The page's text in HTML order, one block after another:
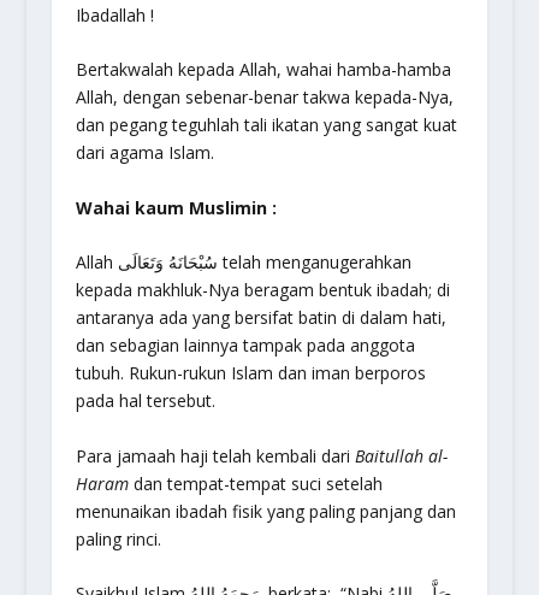
Ibadallah !
Bertakwalah kepada Allah, wahai hamba-hamba
Allah, dengan sebenar-benar takwa kepada-Nya,
dan pegang teguhlah tali ikatan yang sangat kuat
dari agama Islam.
Wahai kaum Muslimin :
Allah سُبْحَانَهُ وَتَعَالَى telah menganugerahkan
kepada makhluk-Nya beragam bentuk ibadah; di
antaranya ada yang bersifat batin di dalam hati,
dan sebagian lainnya tampak pada anggota
tubuh. Rukun-rukun Islam dan iman berporos
pada hal tersebut.
Para jamaah haji telah kembali dari Baitullah al-
Haramdan tempat-tempat suci setelah
menunaikan ibadah fisik yang paling panjang dan
paling rinci.